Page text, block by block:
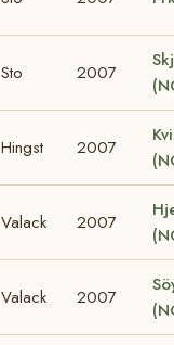
Sto 2007
Hingst 2007
Valack 2007
Valack 2007